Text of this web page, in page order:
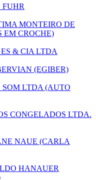
FUHR
MONTEIRO DE
EM CROCHE)
& CIA LTDA
(EGIBER)
LTDA (AUTO
CONGELADOS LTDA.
NAUE (CARLA
HANAUER